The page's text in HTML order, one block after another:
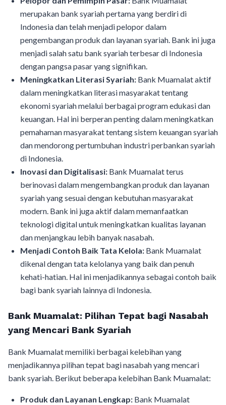
merupakan bank syariah pertama yang berdiri di
Indonesia dan telah menjadi pelopor dalam
pengembangan produk dan layanan syariah. Bank ini juga
menjadi salah satu bank syariah terbesar di Indonesia
dengan pangsa pasar yang signifikan.
Meningkatkan Literasi Syariah: Bank Muamalat aktif
dalam meningkatkan literasi masyarakat tentang
ekonomi syariah melalui berbagai program edukasi dan
keuangan. Hal ini berperan penting dalam meningkatkan
pemahaman masyarakat tentang sistem keuangan syariah
dan mendorong pertumbuhan industri perbankan syariah
di Indonesia.
Inovasi dan Digitalisasi: Bank Muamalat terus
berinovasi dalam mengembangkan produk dan layanan
syariah yang sesuai dengan kebutuhan masyarakat
modern. Bank ini juga aktif dalam memanfaatkan
teknologi digital untuk meningkatkan kualitas layanan
dan menjangkau lebih banyak nasabah.
Menjadi Contoh Baik Tata Kelola: Bank Muamalat
dikenal dengan tata kelolanya yang baik dan penuh
kehati-hatian. Hal ini menjadikannya sebagai contoh baik
bagi bank syariah lainnya di Indonesia.
Bank Muamalat: Pilihan Tepat bagi Nasabah
yang Mencari Bank Syariah
Bank Muamalat memiliki berbagai kelebihan yang
menjadikannya pilihan tepat bagi nasabah yang mencari
bank syariah. Berikut beberapa kelebihan Bank Muamalat:
Produk dan Layanan Lengkap: Bank Muamalat